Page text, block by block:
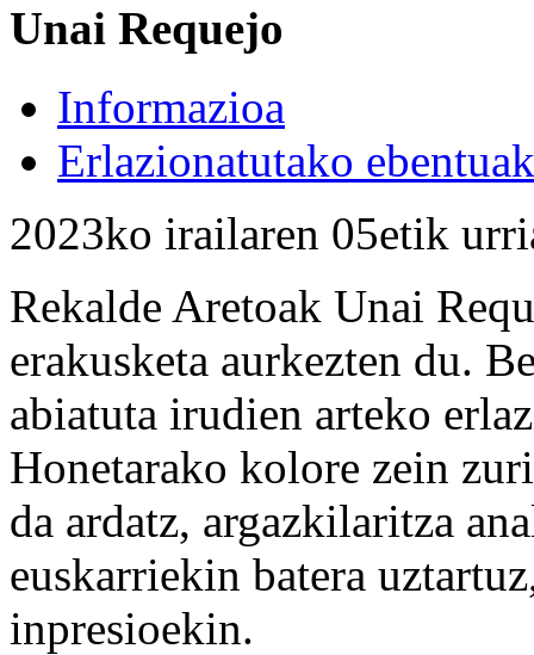
Unai Requejo
Informazioa
Erlazionatutako ebentuak
2023ko irailaren 05etik
Rekalde Aretoak Unai
erakusketa aurkezten du.
abiatuta irudien arteko
Honetarako kolore zein
da ardatz, argazkilaritza
euskarriekin batera
inpresioekin.